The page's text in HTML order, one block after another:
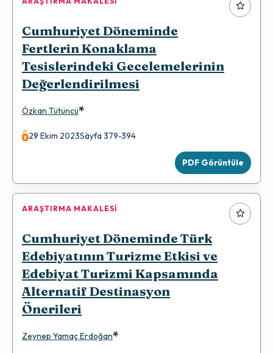
Cumhuriyet Döneminde
Fertlerin Konaklama
Tesislerindeki Gecelemelerinin
Değerlendirilmesi
Özkan Tütüncü*
29 Ekim 2023Sayfa 379-394
PDF Görüntüle
ARAŞTIRMA MAKALESI
Cumhuriyet Döneminde Türk
Edebiyatının Turizme Etkisi ve
Edebiyat Turizmi Kapsamında
Alternatif Destinasyon
Önerileri
Zeynep Yamaç Erdoğan*